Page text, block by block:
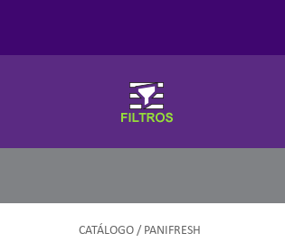
CATÁLOGO/ PANIFRESH